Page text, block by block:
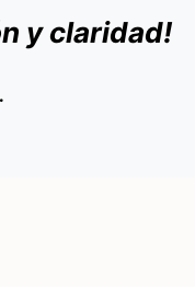
y claridad!